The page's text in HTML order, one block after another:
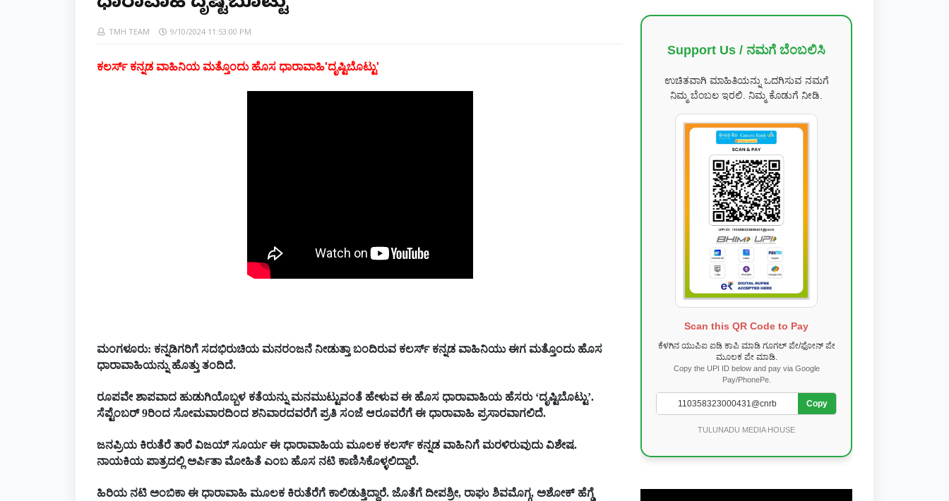
TMH TEAM 9/10/2024 11:53:00 PM
ಕಲರ್ಸ್ ಕನ್ನಡ ವಾಹಿನಿಯ ಮತ್ತೊಂದು ಹೊಸ ಧಾರಾವಾಹಿ'ದೃಷ್ಟಿಬೊಟ್ಟು'
ಮಂಗಳೂರು: ಕನ್ನಡಿಗರಿಗೆ ಸದಭಿರುಚಿಯ ಮನರಂಜನೆ ನೀಡುತ್ತಾ ಬಂದಿರುವ ಕಲರ್ಸ್ ಕನ್ನಡ ವಾಹಿನಿಯು ಈಗ ಮತ್ತೊಂದು ಹೊಸ
ಧಾರಾವಾಹಿಯನ್ನು ಹೊತ್ತು ತಂದಿದೆ.
ರೂಪವೇ ಶಾಪವಾದ ಹುಡುಗಿಯೊಬ್ಬಳ ಕತೆಯನ್ನು ಮನಮುಟ್ಟುವಂತೆ ಹೇಳುವ ಈ ಹೊಸ ಧಾರಾವಾಹಿಯ ಹೆಸರು ‘ದೃಷ್ಟಿಬೊಟ್ಟು’.
ಸೆಪ್ಟೆಂಬರ್ 9ರಿಂದ ಸೋಮವಾರದಿಂದ ಶನಿವಾರದವರೆಗೆ ಪ್ರತಿ ಸಂಜೆ ಆರೂವರೆಗೆ ಈ ಧಾರಾವಾಹಿ ಪ್ರಸಾರವಾಗಲಿದೆ.
ಜನಪ್ರಿಯ ಕಿರುತೆರೆ ತಾರೆ ವಿಜಯ್ ಸೂರ್ಯ ಈ ಧಾರಾವಾಹಿಯ ಮೂಲಕ ಕಲರ್ಸ್ ಕನ್ನಡ ವಾಹಿನಿಗೆ ಮರಳಿರುವುದು ವಿಶೇಷ.
ನಾಯಕಿಯ ಪಾತ್ರದಲ್ಲಿ ಅರ್ಪಿತಾ ಮೋಹಿತೆ ಎಂಬ ಹೊಸ ನಟಿ ಕಾಣಿಸಿಕೊಳ್ಳಲಿದ್ದಾರೆ.
ಹಿರಿಯ ನಟಿ ಅಂಬಿಕಾ ಈ ಧಾರಾವಾಹಿ ಮೂಲಕ ಕಿರುತೆರೆಗೆ ಕಾಲಿಡುತ್ತಿದ್ದಾರೆ. ಜೊತೆಗೆ ದೀಪಶ್ರೀ, ರಾಘು ಶಿವಮೊಗ್ಗ, ಅಶೋಕ್ ಹೆಗ್ಡೆ
Support Us / ನಮಗೆ ಬೆಂಬಲಿಸಿ
ಉಚಿತವಾಗಿ ಮಾಹಿತಿಯನ್ನು ಒದಗಿಸುವ ನಮಗೆ
ನಿಮ್ಮ ಬೆಂಬಲ ಇರಲಿ. ನಿಮ್ಮ ಕೊಡುಗೆ ನೀಡಿ.
Scan this QR Code to Pay
ಕೆಳಗಿನ ಯುಪಿಐ ಐಡಿ ಕಾಪಿ ಮಾಡಿ ಗೂಗಲ್ ಪೇ/ಫೋನ್ ಪೇ
ಮೂಲಕ ಪೇ ಮಾಡಿ.
Copy the UPI ID below and pay via Google
Pay/PhonePe.
Copy
TULUNADU MEDIA HOUSE